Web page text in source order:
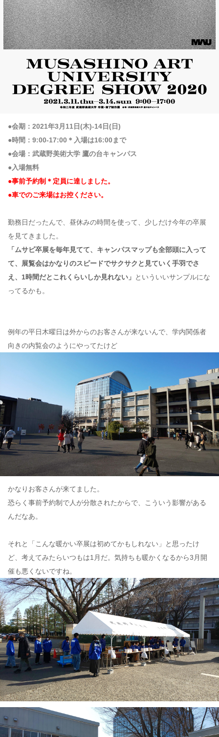
●会期：2021年3月11日(木)-14日(日)
●時間：9:00-17:00＊入場は16:00まで
●会場：武蔵野美術大学 鷹の台キャンパス
●入場無料
●事前予約制＊定員に達しました。
●車でのご来場はお控ください。
勤務日だったんで、昼休みの時間を使って、少しだけ今年の卒展
を見てきました。
「ムサビ卒展を毎年見てて、キャンパスマップも全部頭に入って
て、展覧会はかなりのスピードでサクサクと見ていく手羽でさ
え、1時間だとこれくらいしか見れない」 といういいサンプルにな
ってるかも。
例年の平日木曜日は外からのお客さんが来ないんで、学内関係者
向きの内覧会のようにやってたけど
かなりお客さんが来てました。
恐らく事前予約制で人が分散されたからで、こういう影響がある
んだなあ。
それと「こんな暖かい卒展は初めてかもしれない」と思ったけ
ど、考えてみたらいつもは1月だ。気持ちも暖かくなるから3月開
催も悪くないですね。